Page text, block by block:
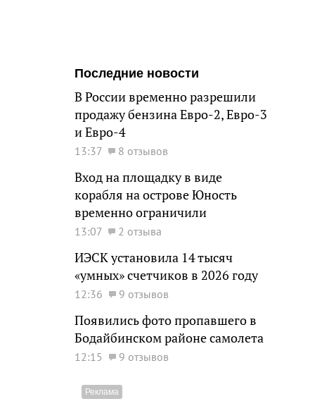
Последние новости
В России временно разрешили
продажу бензина Евро-2, Евро-3
и Евро-4
13:37 8 отзывов
Вход на площадку в виде
корабля на острове Юность
временно ограничили
13:07 2 отзыва
ИЭСК установила 14 тысяч
«умных» счетчиков в 2026 году
12:36 9 отзывов
Появились фото пропавшего в
Бодайбинском районе самолета
12:15 9 отзывов